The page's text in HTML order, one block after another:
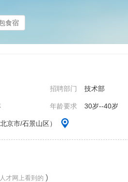
食宿
招聘部门 技术部
年龄要求 30岁--40岁
京市/石景山区）
才网上看到的 )